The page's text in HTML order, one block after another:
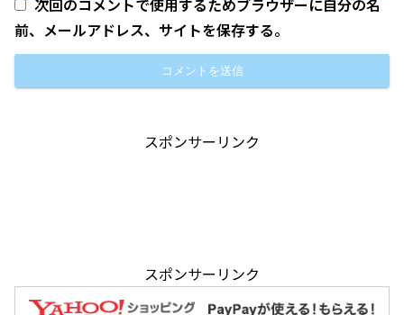
次回のコメントで使用するためブラウザーに自分の名
前、メールアドレス、サイトを保存する。
スポンサーリンク
スポンサーリンク